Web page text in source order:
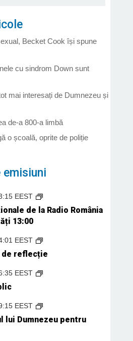
Becket Cook își spune
cu sindrom Down sunt
mai interesați de Dumnezeu și
de-a 800-a limbă
o școală, oprite de poliție
emisiuni
EEST
de la Radio România
13:00
EEST
de reflecție
EEST
EEST
lui Dumnezeu pentru